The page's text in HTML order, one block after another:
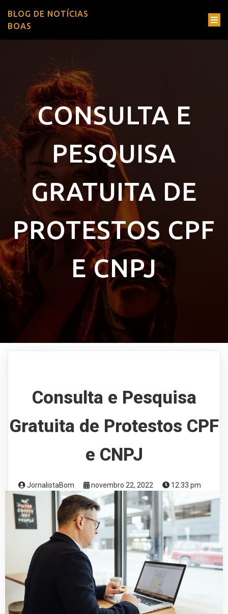
BLOG DE NOTÍCIAS
BOAS
CONSULTA E
PESQUISA
GRATUITA DE
PROTESTOS CPF
E CNPJ
Consulta e Pesquisa
Gratuita de Protestos CPF
e CNPJ
JornalistaBom novembro 22, 2022 12:33 pm